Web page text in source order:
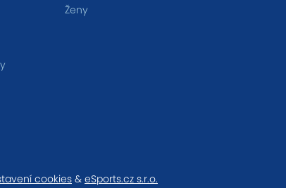
Ženy
cookies & eSports.cz s.r.o.